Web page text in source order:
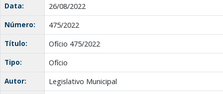
Data:
26/08/2022
Número:
475/2022
Título:
Ofício 475/2022
Tipo:
Ofício
Autor:
Legislativo Municipal